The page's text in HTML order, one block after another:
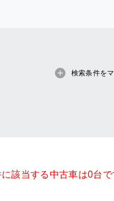
検索条件を
該当する中古車は0台